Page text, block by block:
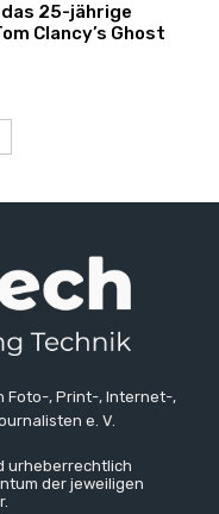
25-jährige
Clancy’s Ghost
Foto-, Print-, Internet-,
e. V.
urheberrechtlich
der jeweiligen